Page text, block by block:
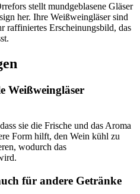
stellt mundgeblasene Gläser
her. Ihre Weißweingläser sind
raffiniertes Erscheinungsbild, das
Weißweingläser
sie die Frische und das Aroma
Form hilft, den Wein kühl zu
wodurch das
für andere Getränke